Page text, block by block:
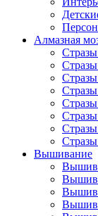
Алмазная
Вышивание